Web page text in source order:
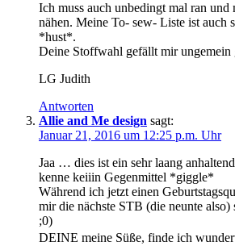
Ich muss auch unbedingt mal ran und
nähen. Meine To- sew- Liste ist auch
*hust*.
Deine Stoffwahl gefällt mir ungemein
LG Judith
Antworten
Allie and Me design sagt:
Januar 21, 2016 um 12:25 p.m. Uhr
Jaa … dies ist ein sehr laang
kenne keiiin Gegenmittel *giggle*
Während ich jetzt einen
mir die nächste STB (die neunte
;0)
DEINE meine Süße, finde ich